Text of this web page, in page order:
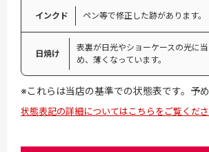
インクド ペン等で修正した跡があります。
日焼け
表裏が日光やショーケースの光に
め、薄くなっています。
※これらは当店の基準での状態表です。予
状態表記の詳細についてはこちらをご覧くだ